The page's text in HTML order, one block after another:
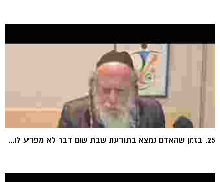
25. בזמן שהאדם נמצא בתודעת שבת שום דבר לא מפריע לו...